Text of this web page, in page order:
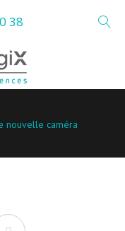
38
nouvelle caméra
Viadeo